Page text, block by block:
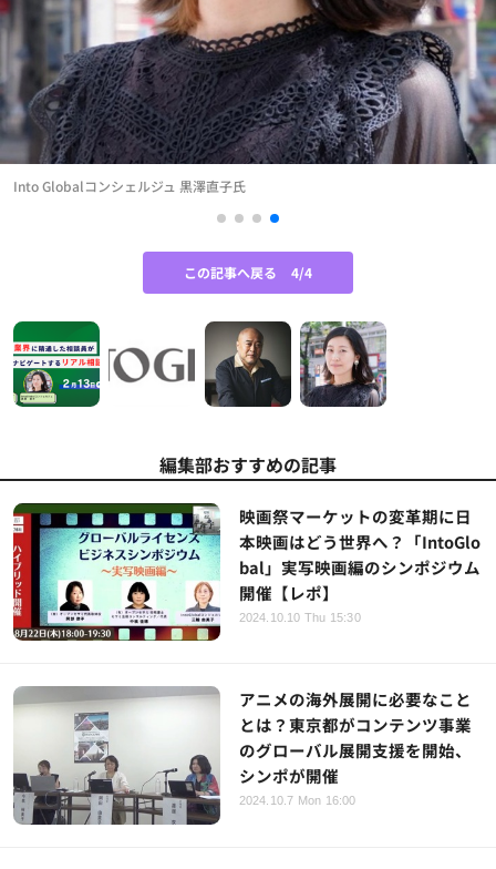
Into Globalコンシェルジュ 黒澤直子氏
この記事へ戻る 4/4
編集部おすすめの記事
映画祭マーケットの変革期に日
本映画はどう世界へ？「IntoGlo
bal」実写映画編のシンポジウム
開催【レポ】
2024.10.10 Thu 15:30
アニメの海外展開に必要なこと
とは？東京都がコンテンツ事業
のグローバル展開支援を開始、
シンポが開催
2024.10.7 Mon 16:00